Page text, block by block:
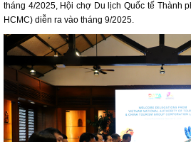
tháng 4/2025, Hội chợ Du lịch Quốc tế Thành
HCMC) diễn ra vào tháng 9/2025.